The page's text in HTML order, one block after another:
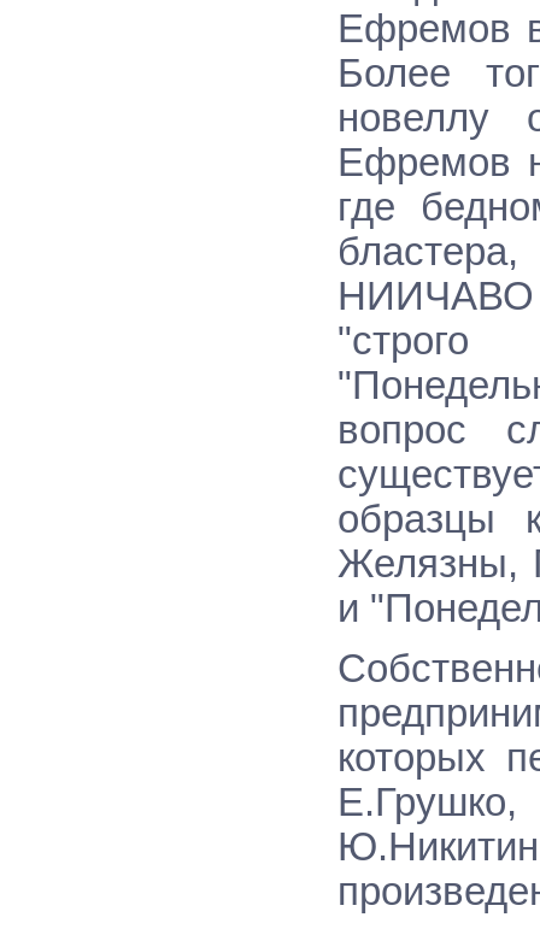
Ефремов
Более
новеллу
Ефремов
где
НИИЧАВО
вопрос
образцы
Желязны,
и
которых